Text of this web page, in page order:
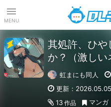
MENU
其処許、ひや
か？（激しい
虹まにも同人
更新：2026.05.05
13 作品 マンガ